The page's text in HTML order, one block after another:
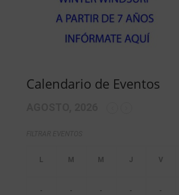
Calendario de Eventos
- - - - -